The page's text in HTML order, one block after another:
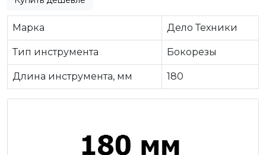
Марка Дело Техники
Тип инструмента Бокорезы
Длина инструмента, мм 180